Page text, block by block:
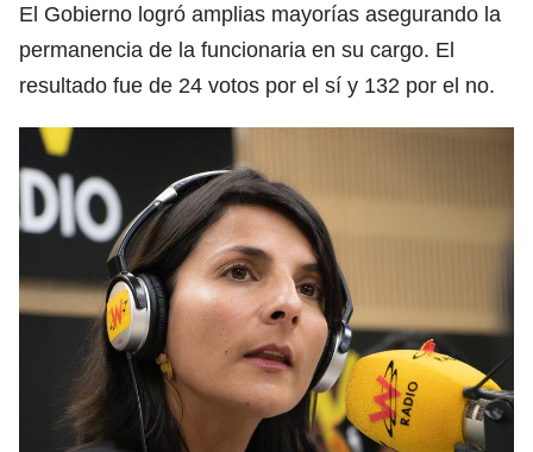
El Gobierno logró amplias mayorías asegurando la
permanencia de la funcionaria en su cargo. El
resultado fue de 24 votos por el sí y 132 por el no.